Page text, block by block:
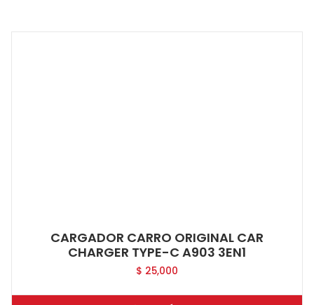
CARGADOR CARRO ORIGINAL CAR
CHARGER TYPE-C A903 3EN1
$ 25,000